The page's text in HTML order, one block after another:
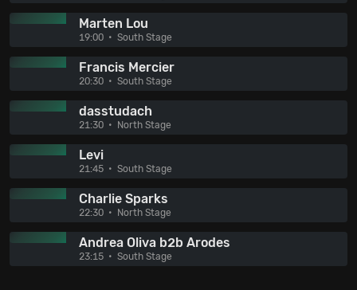
Marten Lou
19:00 South Stage
Francis Mercier
20:30 South Stage
dasstudach
21:30 North Stage
Levi
21:45 South Stage
Charlie Sparks
22:30 North Stage
Andrea Oliva b2b Arodes
23:15 South Stage